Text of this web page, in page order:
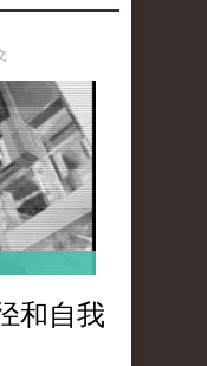
和自我